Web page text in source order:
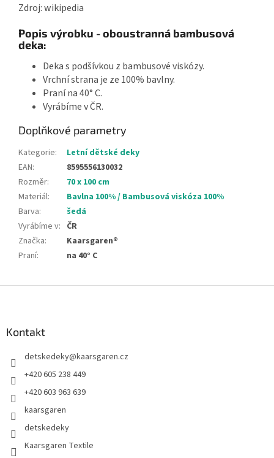
Zdroj: wikipedia
Popis výrobku - oboustranná bambusová
deka:
Deka s podšívkou z bambusové viskózy.
Vrchní strana je ze 100% bavlny.
Praní na 40° C.
Vyrábíme v ČR.
Doplňkové parametry
Kategorie:
Letní dětské deky
EAN:
8595556130032
Rozměr:
70 x 100 cm
Materiál:
Bavlna 100% / Bambusová viskóza 100%
Barva:
šedá
Vyrábíme v: ČR
Značka:
Kaarsgaren®
Praní: na 40° C
Kontakt
detskedeky@kaarsgaren.cz
+420 605 238 449
+420 603 963 639
kaarsgaren
detskedeky
Kaarsgaren Textile